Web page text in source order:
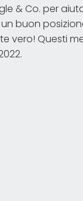
& Co. per
buon
vero! Questi